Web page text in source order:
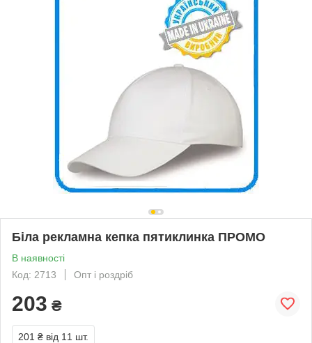
Біла рекламна кепка пятиклинка ПРОМО
В наявності
Код: 2713
Опт і роздріб
203 ₴
201 ₴ від 11 шт.